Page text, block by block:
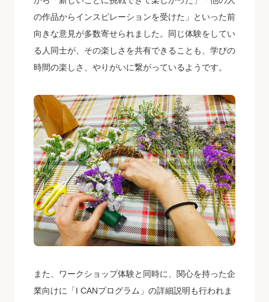
の作品からインスピレーションを受けた」といった前
向きな意見が多数寄せられました。同じ体験をしてい
る人同士が、その楽しさを共有できることも、学びの
時間の楽しさ、やりがいに繋がっているようです。
また、ワークショップ体験と同時に、関心を持った企
業向けに「I CANプログラム」の詳細説明も行われま